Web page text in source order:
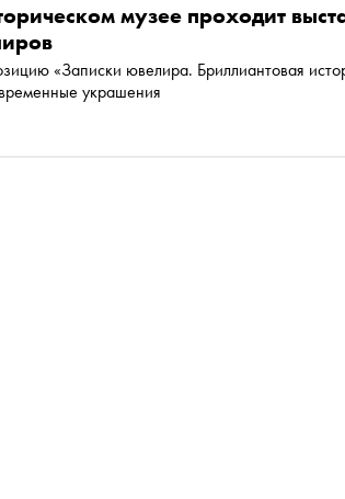
музее проходит
«Записки ювелира. Бриллиантовая
украшения